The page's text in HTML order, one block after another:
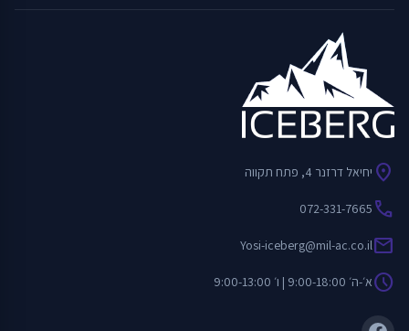
location_on יחיאל דרזנר 4, פתח תקווה
call
072-331-7665
mail
Yosi-iceberg@mil-ac.co.il
scheduleא׳-ה׳ 9:00-18:00 | ו׳ 9:00-13:00